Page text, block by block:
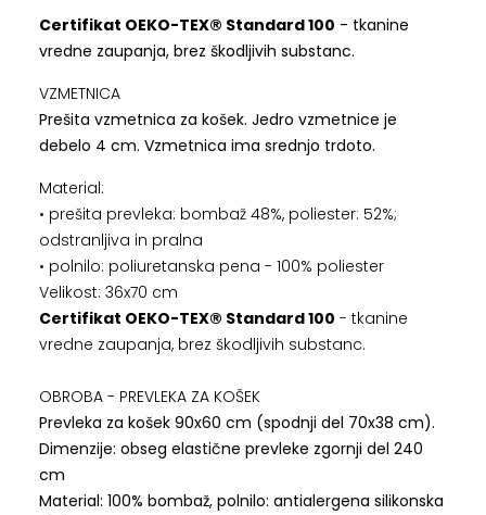
Certifikat OEKO-TEX® Standard 100 - tkanine
vredne zaupanja, brez škodljivih substanc.
VZMETNICA
Prešita vzmetnica za košek. Jedro vzmetnice je
debelo 4 cm. Vzmetnica ima srednjo trdoto.
Material:
• prešita prevleka: bombaž 48%, poliester: 52%;
odstranljiva in pralna
• polnilo: poliuretanska pena - 100% poliester
Velikost: 36x70 cm
Certifikat OEKO-TEX® Standard 100 - tkanine
vredne zaupanja, brez škodljivih substanc.
OBROBA - PREVLEKA ZA KOŠEK
Prevleka za košek 90x60 cm (spodnji del 70x38 cm).
Dimenzije: obseg elastične prevleke zgornji del 240
cm
Material: 100% bombaž, polnilo: antialergena silikonska